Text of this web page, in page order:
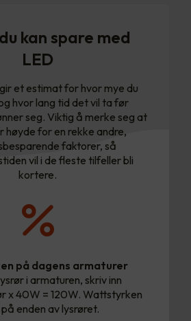
kan spare med
LED
et estimat for hvor mye du
hvor lang tid det vil ta før
seg. Viktig å merke seg at
høyde for en rekke andre,
faktorer, så
vil i de fleste tilfeller bli
kortere.
på dagens armaturer
i armaturen, skriv inn
x 40W = 120W. Wattstyrken
enden av lysrøret.